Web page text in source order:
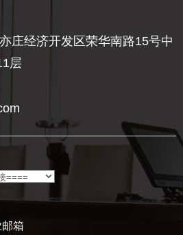
庄经济开发区荣华南路15号中
层
箱